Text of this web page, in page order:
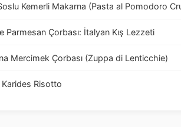
Kemerli Makarna (Pasta al Pomodoro
Parmesan Çorbası: İtalyan Kış Lezzeti
Mercimek Çorbası (Zuppa di Lenticchie)
Risotto